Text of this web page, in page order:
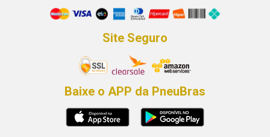
Site Seguro
Baixe o APP da PneuBras